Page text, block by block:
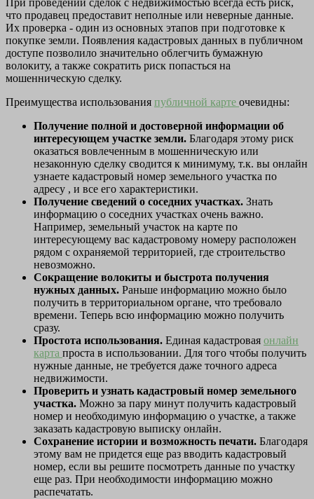
При проведении сделок с недвижимостью всегда есть риск,
что продавец предоставит неполные или неверные данные.
Их проверка - один из основных этапов при подготовке к
покупке земли. Появления кадастровых данных в публичном
доступе позволило значительно облегчить бумажную
волокиту, а также сократить риск попасться на
мошенническую сделку.
Преимущества использования публичной карте очевидны:
Получение полной и достоверной информации об
интересующем участке земли. Благодаря этому риск
оказаться вовлеченным в мошенническую или
незаконную сделку сводится к минимуму, т.к. вы онлайн
узнаете кадастровый номер земельного участка по
адресу , и все его характеристики.
Получение сведений о соседних участках. Знать
информацию о соседних участках очень важно.
Например, земельный участок на карте по
интересующему вас кадастровому номеру расположен
рядом с охраняемой территорией, где строительство
невозможно.
Сокращение волокиты и быстрота получения
нужных данных. Раньше информацию можно было
получить в территориальном органе, что требовало
времени. Теперь всю информацию можно получить
сразу.
Простота использования. Единая кадастровая онлайн
карта проста в использовании. Для того чтобы получить
нужные данные, не требуется даже точного адреса
недвижимости.
Проверить и узнать кадастровый номер земельного
участка. Можно за пару минут получить кадастровый
номер и необходимую информацию о участке, а также
заказать кадастровую выписку онлайн.
Сохранение истории и возможность печати. Благодаря
этому вам не придется еще раз вводить кадастровый
номер, если вы решите посмотреть данные по участку
еще раз. При необходимости информацию можно
распечатать.